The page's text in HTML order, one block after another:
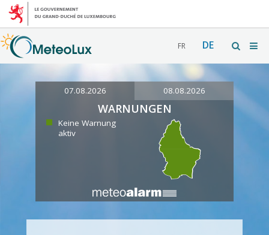
FR DE
07.08.2026 08.08.2026
WARNUNGEN
Keine Warnung
aktiv